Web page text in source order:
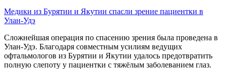
Медики из Бурятии и Якутии спасли зрение пациентки в
Улан-Удэ
Сложнейшая операция по спасению зрения была проведена в
Улан-Удэ. Благодаря совместным усилиям ведущих
офтальмологов из Бурятии и Якутии удалось предотвратить
полную слепоту у пациентки с тяжёлым заболеванием глаз.